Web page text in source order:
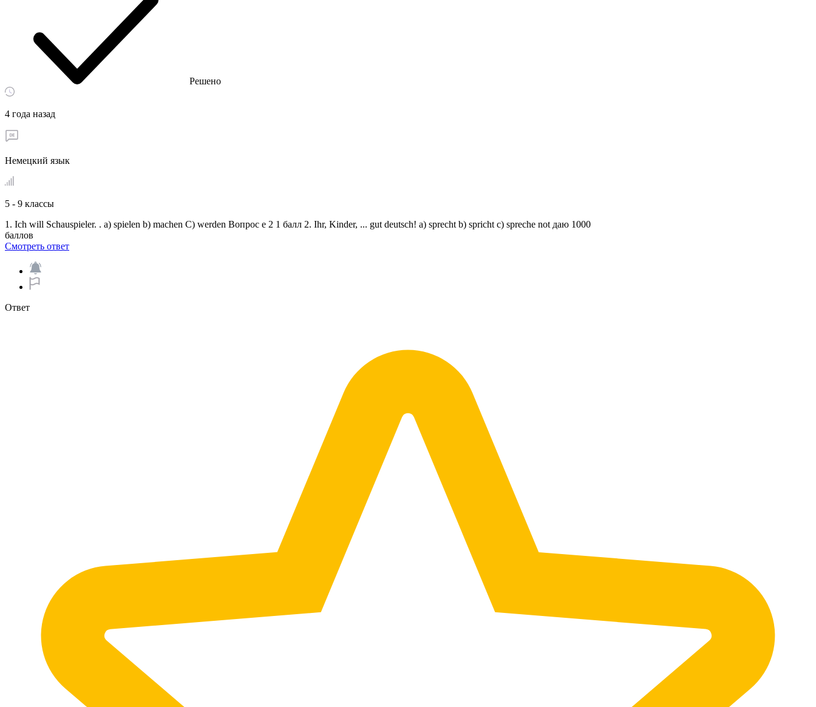
Решено
4 года назад
Немецкий язык
5 - 9 классы
1. Ich will Schauspieler. . a) spielen b) machen C) werden Вопрос е 2 1 балл 2. Ihr, Kinder, ... gut deutsch! a) sprecht b) spricht c) spreche not даю 1000
баллов ​
Смотреть ответ
Ответ